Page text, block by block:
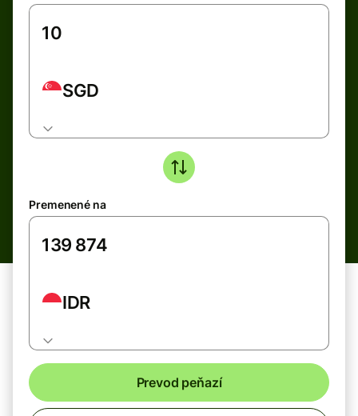
SGD
Premenené na
IDR
Prevod peňazí